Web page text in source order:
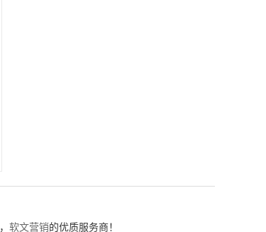
， 软文营销的优质服务商！